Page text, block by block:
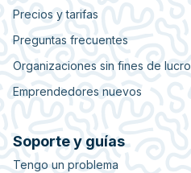
Precios y tarifas
Preguntas frecuentes
Organizaciones sin fines de lucro
Emprendedores nuevos
Soporte y guías
Tengo un problema